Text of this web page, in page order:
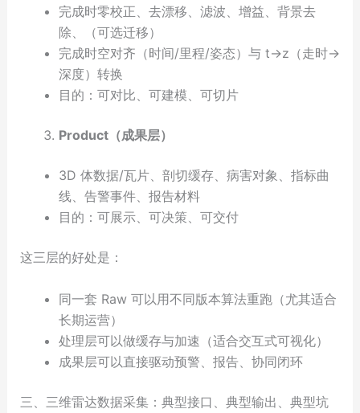
完成时零校正、去漂移、滤波、增益、背景去
除、（可选迁移）
完成时空对齐（时间/里程/姿态）与 t→z（走时→
深度）转换
目的：可对比、可建模、可切片
Product（成果层）
3D 体数据/瓦片、剖切缓存、病害对象、指标曲
线、告警事件、报告材料
目的：可展示、可决策、可交付
这三层的好处是：
同一套 Raw 可以用不同版本算法重跑（尤其适合
长期运营）
处理层可以做缓存与加速（适合交互式可视化）
成果层可以直接驱动预警、报告、协同闭环
三、三维雷达数据采集：典型接口、典型输出、典型坑